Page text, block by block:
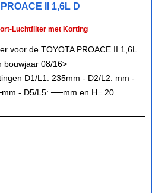
II 1,6L D
Luchtfilter met Korting
voor de TOYOTA PROACE II 1,6L
bouwjaar 08/16>
D1/L1: 235mm - D2/L2: mm -
- D5/L5: ──mm en H= 20